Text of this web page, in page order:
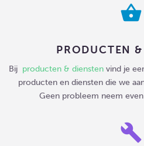
shopping_basket
PRODUCTEN
Bij producten & diensten vind je
producten en diensten die we
Geen probleem neem even
build